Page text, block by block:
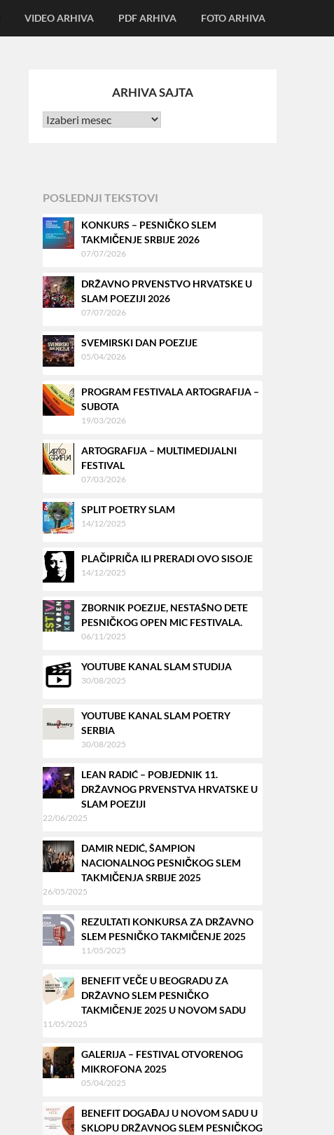
VIDEO ARHIVA PDF ARHIVA FOTO ARHIVA
ARHIVA SAJTA
POSLEDNJI TEKSTOVI
KONKURS – PESNIČKO SLEM
TAKMIČENJE SRBIJE 2026
07/07/2026
DRŽAVNO PRVENSTVO HRVATSKE U
SLAM POEZIJI 2026
07/07/2026
SVEMIRSKI DAN POEZIJE
05/04/2026
PROGRAM FESTIVALA ARTOGRAFIJA –
SUBOTA
19/03/2026
ARTOGRAFIJA – MULTIMEDIJALNI
FESTIVAL
07/03/2026
SPLIT POETRY SLAM
14/12/2025
PLAČIPRIČA ILI PRERADI OVO SISOJE
14/12/2025
ZBORNIK POEZIJE, NESTAŠNO DETE
PESNIČKOG OPEN MIC FESTIVALA.
06/11/2025
YOUTUBE KANAL SLAM STUDIJA
30/08/2025
YOUTUBE KANAL SLAM POETRY
SERBIA
30/08/2025
LEAN RADIĆ – POBJEDNIK 11.
DRŽAVNOG PRVENSTVA HRVATSKE U
SLAM POEZIJI
22/06/2025
DAMIR NEDIĆ, ŠAMPION
NACIONALNOG PESNIČKOG SLEM
TAKMIČENJA SRBIJE 2025
26/05/2025
REZULTATI KONKURSA ZA DRŽAVNO
SLEM PESNIČKO TAKMIČENJE 2025
11/05/2025
BENEFIT VEČE U BEOGRADU ZA
DRŽAVNO SLEM PESNIČKO
TAKMIČENJE 2025 U NOVOM SADU
11/05/2025
GALERIJA – FESTIVAL OTVORENOG
MIKROFONA 2025
05/04/2025
BENEFIT DOGAĐAJ U NOVOM SADU U
SKLOPU DRŽAVNOG SLEM PESNIČKOG